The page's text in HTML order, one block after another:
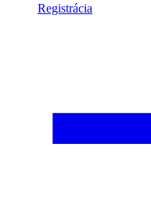
Registrácia